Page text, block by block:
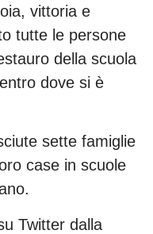
vittoria e
tutte le persone
della scuola
dove si è
sette famiglie
case in scuole
Twitter dalla